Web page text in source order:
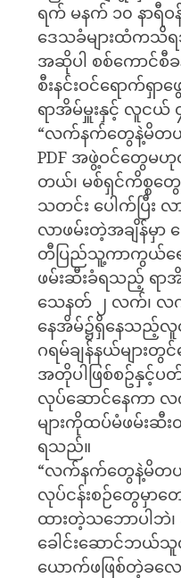
ရက် မနက် ၁၀ နာရီဝ
ဒေသခံများထံကသိ
အဆိုပါ စစ်ကောင်စီ
စီးနင်းဝင်ရောက်
ရာအိမ်မှူးနှင့် လူငယ်
“လက်နက်တွေနဲ့မိတယ်
PDF အဖွဲ့ဝင်တွေမ
တယ်၊ မစ်ရှင်ကိစ္စတွ
သတင်း ပေါက်ပြီး
လာဖမ်းတဲ့အချိန်မှာ
တီပြည်သူ့ကာကွယ်ရေ
ဖမ်းဆီးခံရသည့် ရာအိ
သေနတ် ၂ လက်၊ လက်ပ
နေအိမ်၌ရှိနေသည့်လူင
ဂရမ်ချန်နယ်များတွ
အတိုပါဖြစ်စဥ်နှင့်
လုပ်ဆောင်နေကာ လ
များကိုထပ်မံဖမ်းဆီးထ
ရသည်။
“လက်နက်တွေနဲ့မိတ
လုပ်ငန်းစဉ်တွေမှာ
ထားတဲ့သဘောပါဘဲ
ခေါင်းဆောင်ဘ
ယောက်ဖဖြစ်တဲ့ခလ